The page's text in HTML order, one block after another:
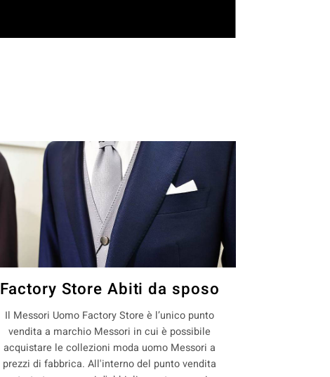
Factory Store Abiti da sposo
Il Messori Uomo Factory Store è l’unico punto
vendita a marchio Messori in cui è possibile
acquistare le collezioni moda uomo Messori a
prezzi di fabbrica. All'interno del punto vendita